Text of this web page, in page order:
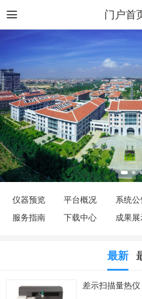
门户首
仪器预览 平台概况 系统公
服务指南
下载中心 成果展
最新
差示扫描量热仪